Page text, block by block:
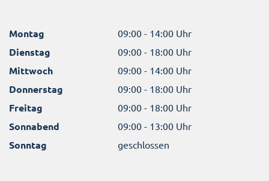
Montag 09:00 - 14:00 Uhr
Dienstag 09:00 - 18:00 Uhr
Mittwoch 09:00 - 14:00 Uhr
Donnerstag 09:00 - 18:00 Uhr
Freitag 09:00 - 18:00 Uhr
Sonnabend 09:00 - 13:00 Uhr
Sonntag geschlossen